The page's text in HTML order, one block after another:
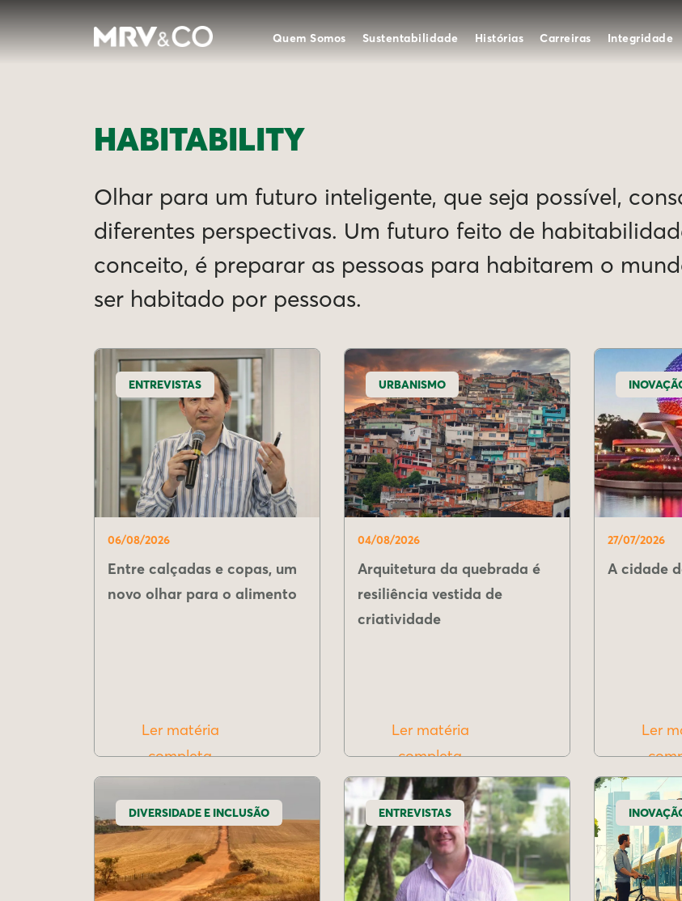
Quem Somos Sustentabilidade Histórias Carreiras Integridade
HABITABILITY
Olhar para um futuro inteligente, que seja possível,
diferentes perspectivas. Um futuro feito de
conceito, é preparar as pessoas para habitarem o
ser habitado por pessoas.
ENTREVISTAS
06/08/2026
Entre calçadas e copas, um
novo olhar para o alimento
Ler matéria
completa
URBANISMO
04/08/2026
Arquitetura da quebrada é
resiliência vestida de
criatividade
Ler matéria
completa
27/07/2026
A cidade
Ler
DIVERSIDADE E INCLUSÃO ENTREVISTAS